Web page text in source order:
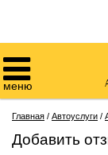

меню
Главная / Автоуслуги /
Добавить